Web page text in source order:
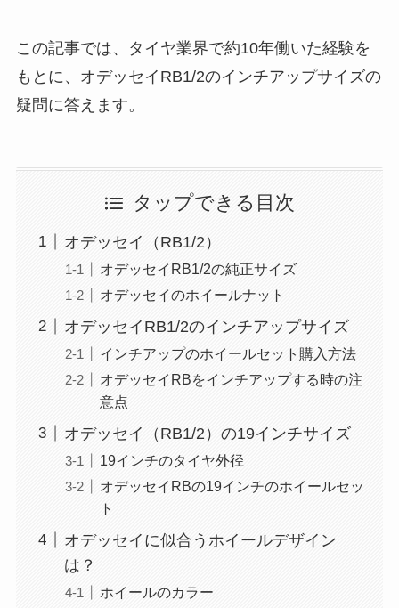
この記事では、タイヤ業界で約10年働いた経験を
もとに、オデッセイRB1/2のインチアップサイズの
疑問に答えます。
タップできる目次
オデッセイ（RB1/2）
オデッセイRB1/2の純正サイズ
オデッセイのホイールナット
オデッセイRB1/2のインチアップサイズ
インチアップのホイールセット購入方法
オデッセイRBをインチアップする時の注
意点
オデッセイ（RB1/2）の19インチサイズ
19インチのタイヤ外径
オデッセイRBの19インチのホイールセッ
ト
オデッセイに似合うホイールデザイン
は？
ホイールのカラー